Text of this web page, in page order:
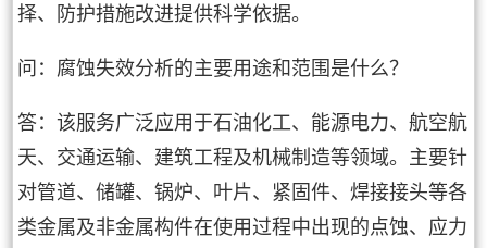
择、防护措施改进提供科学依据。
问：腐蚀失效分析的主要用途和范围是什么？
答：该服务广泛应用于石油化工、能源电力、航空航
天、交通运输、建筑工程及机械制造等领域。主要针
对管道、储罐、锅炉、叶片、紧固件、焊接接头等各
类金属及非金属构件在使用过程中出现的点蚀、应力